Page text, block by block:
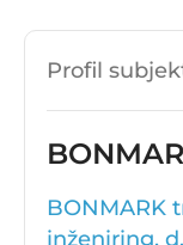
Profil
BONMARK
inženiring,